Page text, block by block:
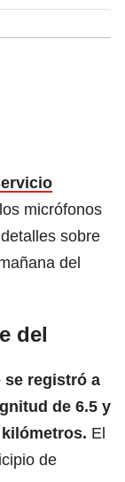
micrófonos
sobre
del
del
se registró a
de 6.5 y
El
de